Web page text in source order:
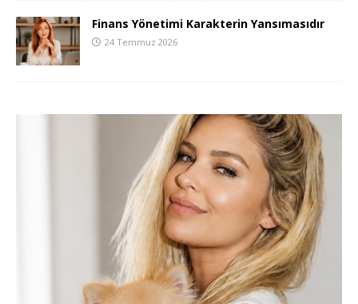
Finans Yönetimi Karakterin Yansımasıdır
24 Temmuz 2026